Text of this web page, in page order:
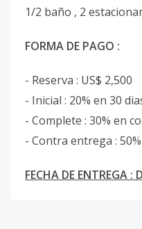
1/2 baño , 2
FORMA DE PAGO :
- Reserva : US$ 2,500
- Inicial : 20% en 30
- Complete : 30% en
- Contra entrega : 50%
FECHA DE ENTREGA :